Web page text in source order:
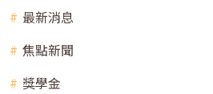
最新消息
焦點新聞
獎學金